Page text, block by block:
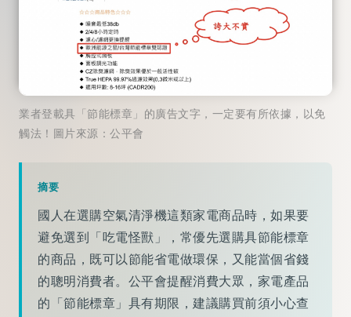
業者登載具「節能標章」的廣告文字，一定要有所依據，以免
觸法！圖片來源：公平會
摘要
國人在選購空氣清淨機這類家電商品時，如果要
避免選到「吃電怪獸」，常優先選購具節能標章
的商品，既可以節能省電做環保，又能當個省錢
的聰明消費者。公平會提醒消費大眾，家電產品
的「節能標章」具有期限，建議購買前須小心查